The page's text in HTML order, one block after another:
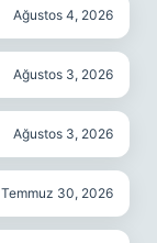
Ağustos 4, 2026
Ağustos 3, 2026
Ağustos 3, 2026
Temmuz 30, 2026